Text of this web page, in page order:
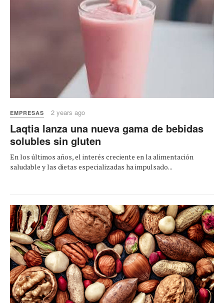
EMPRESAS 2 years ago
Laqtia lanza una nueva gama de bebidas
solubles sin gluten
En los últimos años, el interés creciente en la alimentación
saludable y las dietas especializadas ha impulsado...